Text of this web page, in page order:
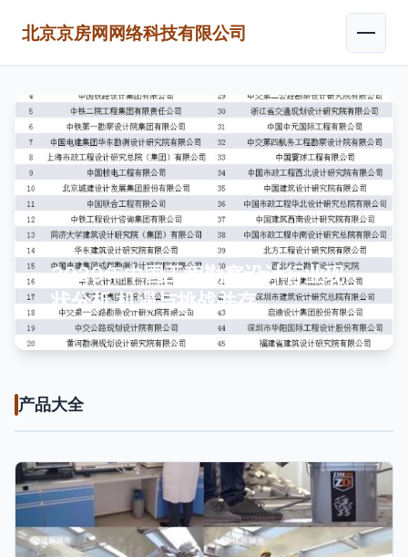
北京京房网网络科技有限公司
2020年中国工程勘察设计行业现
状分析 机遇与挑战并存
产品大全